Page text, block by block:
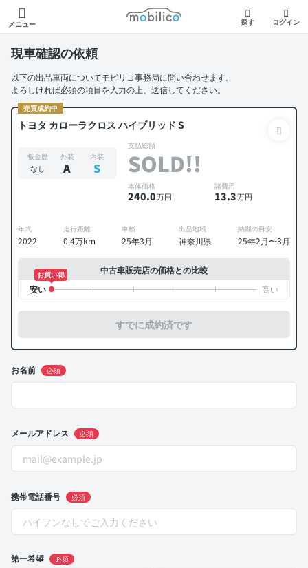
メニュー
モビリコ
探す ログイン
現車確認の依頼
以下の出品車両についてモビリコ事務局に問い合わせます。
よろしければ必須の項目を入力の上、送信してください。
売買成約中
トヨタ カローラクロス ハイブリッド S
板金歴
なし
外装
A
内装
S
支払総額
SOLD!!
本体価格
240.0万円
諸費用
13.3万円
年式
2022
走行距離
0.4万km
車検
25年3月
出品地域
神奈川県
納期の目安
25年2月〜3月
中古車販売店の価格との比較
お買い得
すでに成約済です
お名前 必須
メールアドレス 必須
携帯電話番号 必須
第一希望 必須